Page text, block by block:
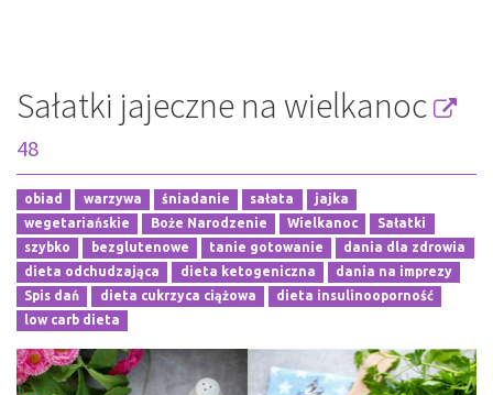
Sałatki jajeczne na wielkanoc
48
obiad warzywa śniadanie sałata
jajka
wegetariańskie
Boże Narodzenie Wielkanoc
Sałatki
szybko
bezglutenowe tanie gotowanie
dania dla zdrowia
dieta odchudzająca
dieta ketogeniczna
dania na imprezy
Spis dań
dieta cukrzyca ciążowa
dieta insulinooporność
low carb dieta